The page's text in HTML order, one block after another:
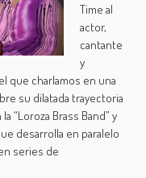
Time al
actor,
cantante
y
que charlamos en una
su dilatada trayectoria
“Loroza Brass Band” y
desarrolla en paralelo
series de